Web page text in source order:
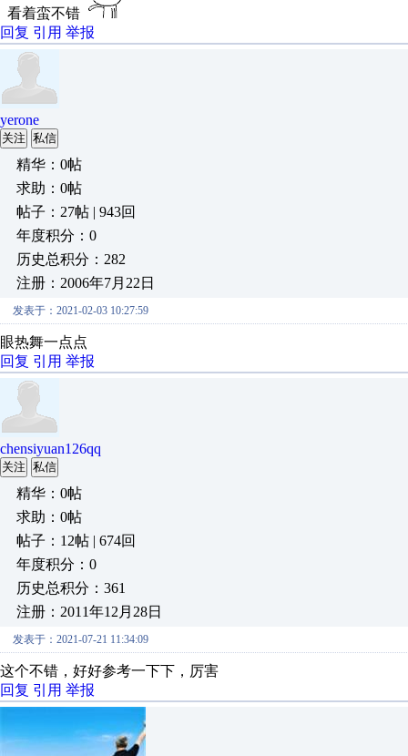
看着蛮不错
回复 引用 举报
yerone
关注 私信
精华：0帖
求助：0帖
帖子：27帖 | 943回
年度积分：0
历史总积分：282
注册：2006年7月22日
发表于：2021-02-03 10:27:59
眼热舞一点点
回复 引用 举报
chensiyuan126qq
关注 私信
精华：0帖
求助：0帖
帖子：12帖 | 674回
年度积分：0
历史总积分：361
注册：2011年12月28日
发表于：2021-07-21 11:34:09
这个不错，好好参考一下下，厉害
回复 引用 举报